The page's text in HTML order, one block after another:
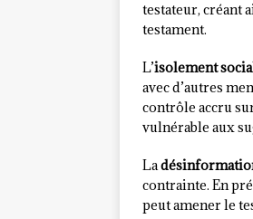
testateur, créant
testament.
L’isolement
avec d’autres
contrôle accru
vulnérable aux
La
contrainte. En
peut amener le